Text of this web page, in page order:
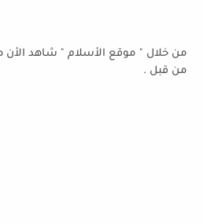
من خلال " موقع الأسلام " شاهد
من قبل .